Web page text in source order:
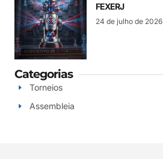
FEXERJ
24 de julho de 2026
Categorias
Torneios
Assembleia